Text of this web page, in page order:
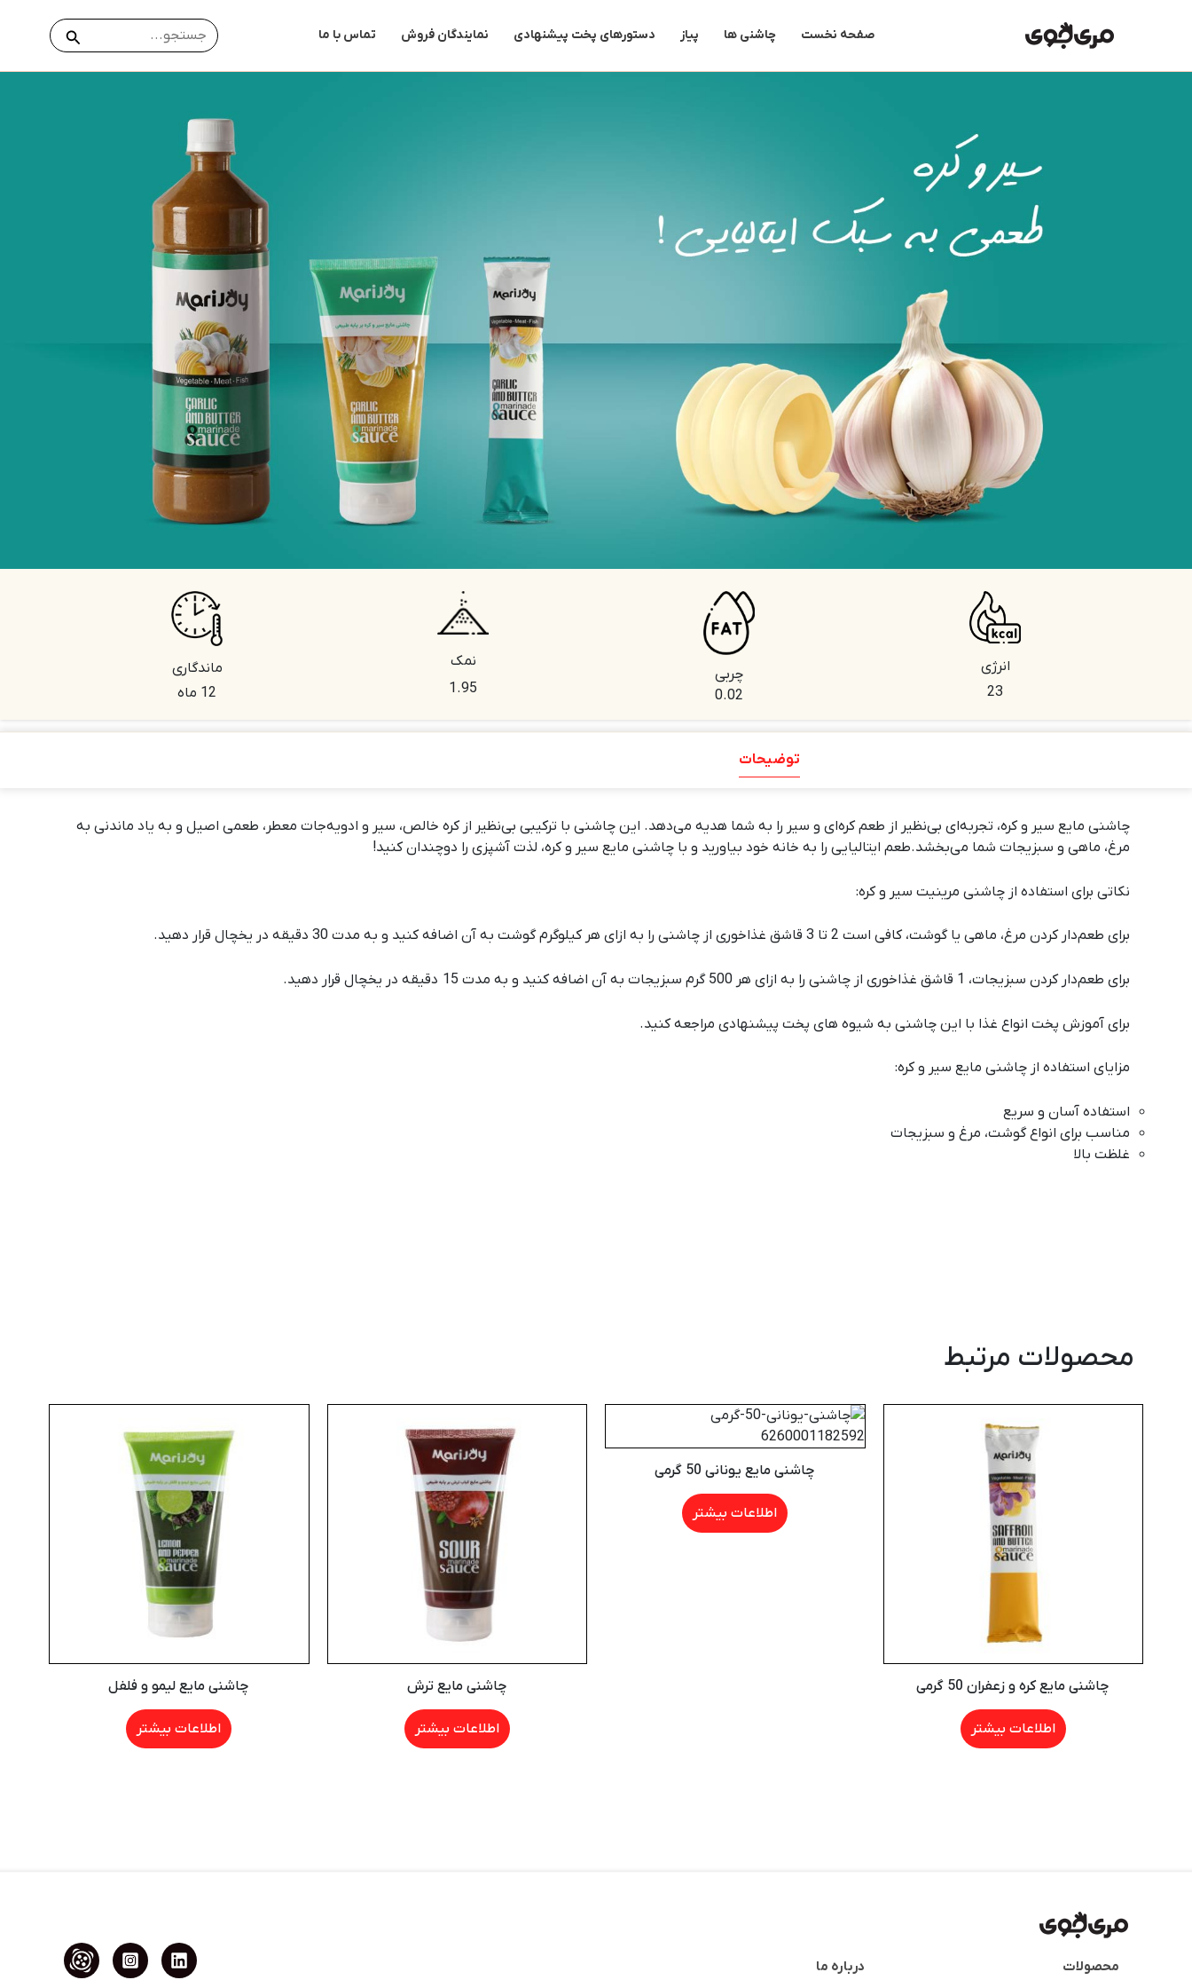
صفحه نخست چاشنی ها پیاز دستورهای پخت پیشنهادی نمایندگان فروش تماس با ما
جستجو
برای:
جستجو
انرژی
23
چربی
0.02
نمک
1.95
ماندگاری
12 ماه
توضیحات
چاشنی مایع سیر و کره، تجربه‌ای بی‌نظیر از طعم کره‌ای و سیر را به شما هدیه می‌دهد. این چاشنی با ترکیبی بی‌نظیر از کره خالص، سیر و ادویه‌جات معطر، طعمی اصیل و به یاد ماندنی به
مرغ، ماهی و سبزیجات شما می‌بخشد.طعم ایتالیایی را به خانه خود بیاورید و با چاشنی مایع سیر و کره، لذت آشپزی را دوچندان کنید!
نکاتی برای استفاده از چاشنی مرینیت سیر و کره:
برای طعم‌دار کردن مرغ، ماهی یا گوشت، کافی است 2 تا 3 قاشق غذاخوری از چاشنی را به ازای هر کیلوگرم گوشت به آن اضافه کنید و به مدت 30 دقیقه در یخچال قرار دهید.
برای طعم‌دار کردن سبزیجات، 1 قاشق غذاخوری از چاشنی را به ازای هر 500 گرم سبزیجات به آن اضافه کنید و به مدت 15 دقیقه در یخچال قرار دهید.
برای آموزش پخت انواع غذا با این چاشنی به شیوه های پخت پیشنهادی مراجعه کنید.
مزایای استفاده از چاشنی مایع سیر و کره:
استفاده آسان و سریع
مناسب برای انواع گوشت، مرغ و سبزیجات
غلظت بالا
محصولات مرتبط
چاشنی مایع کره و زعفران 50 گرمی
اطلاعات بیشتر
چاشنی مایع یونانی 50 گرمی
اطلاعات بیشتر
چاشنی مایع ترش
اطلاعات بیشتر
چاشنی مایع لیمو و فلفل
اطلاعات بیشتر
محصولات
درباره ما